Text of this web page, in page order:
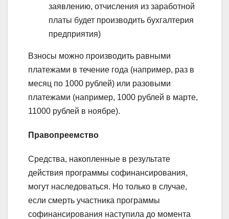
заявлению, отчисления из заработной
платы будет производить бухгалтерия
предприятия)
Взносы можно производить равными
платежами в течение года (например, раз в
месяц по 1000 рублей) или разовыми
платежами (например, 1000 рублей в марте,
11000 рублей в ноябре).
Правопреемство
Средства, накопленные в результате
действия программы софинансирования,
могут наследоваться. Но только в случае,
если смерть участника программы
софинансирования наступила до момента